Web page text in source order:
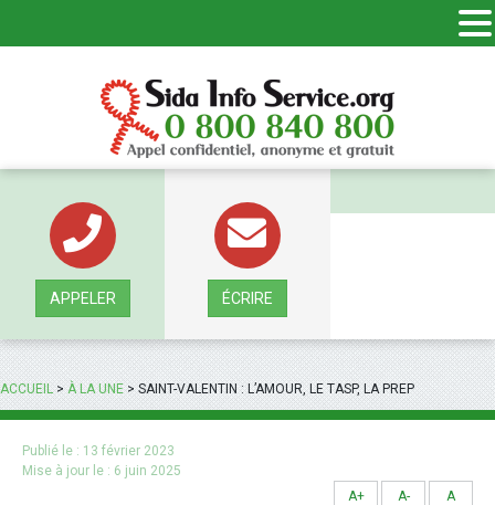
APPELER ÉCRIRE
ACCUEIL>À LA UNE>SAINT-VALENTIN : L’AMOUR, LE TASP, LA PREP
Publié le : 13 février 2023
Mise à jour le : 6 juin 2025
A+
A- A